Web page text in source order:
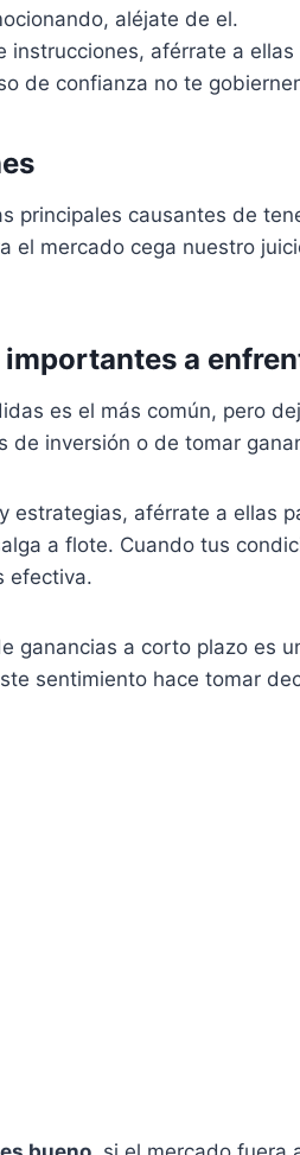
aléjate de el.
instrucciones, aférrate a
de confianza no te
principales causantes de
el mercado cega nuestro
a
es el más común, pero
de inversión o de tomar
estrategias, aférrate a ellas
a flote. Cuando tus
efectiva.
ganancias a corto plazo es
sentimiento hace tomar